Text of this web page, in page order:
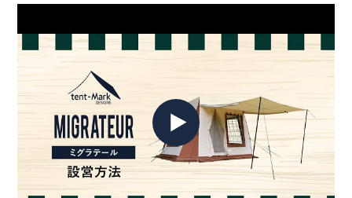
ベトナム
その他
※ミグラテールでは強度を重視し、スチールポールを使用してお
スチールポールは錆防止のため必ず乾燥させて収納してくださ
い。
※テント内のディスプレイ商品は含まれません。